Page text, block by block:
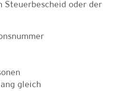
Steuerbescheid oder der
gleich